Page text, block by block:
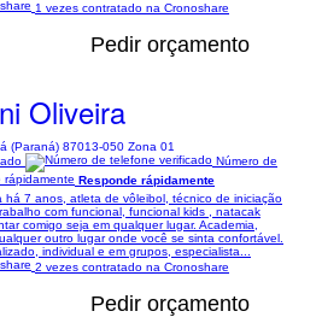
1 vezes contratado na Cronoshare
Pedir orçamento
Oliveira
(Paraná) 87013-050 Zona 01
Número de
Responde rápidamente
há 7 anos, atleta de vôleibol, técnico de iniciação
com funcional, funcional kids , natacak
comigo seja em qualquer lugar. Academia,
outro lugar onde você se sinta confortável.
individual e em grupos, especialista...
2 vezes contratado na Cronoshare
Pedir orçamento